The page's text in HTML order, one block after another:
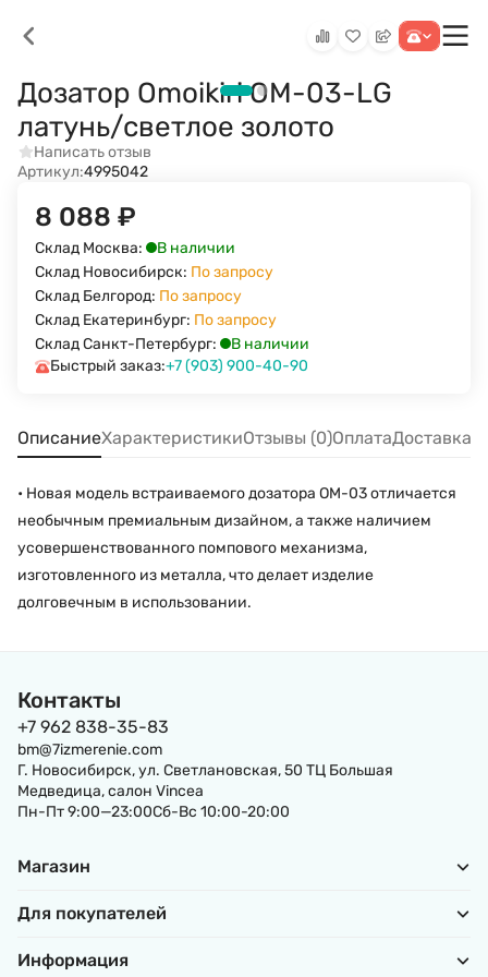
Дозатор Omoikiri OM-03-LG
латунь/светлое золото
Написать отзыв
Артикул:4995042
8 088 ₽
Склад Москва:
В наличии
Склад Новосибирск: По запросу
Склад Белгород: По запросу
Склад Екатеринбург: По запросу
Склад Санкт-Петербург:
В наличии
Быстрый заказ:+7 (903) 900-40-90
ОписаниеХарактеристикиОтзывы (0)ОплатаДоставка
• Новая модель встраиваемого дозатора OM-03 отличается
необычным премиальным дизайном, а также наличием
усовершенствованного помпового механизма,
изготовленного из металла, что делает изделие
долговечным в использовании.
Контакты
+7 962 838-35-83
bm@7izmerenie.com
Г. Новосибирск, ул. Светлановская, 50 ТЦ Большая
Медведица, салон Vincea
Пн-Пт 9:00—23:00Сб-Вс 10:00-20:00
Магазин
Для покупателей
Информация